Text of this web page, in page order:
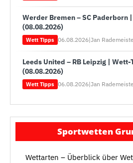
Werder Bremen – SC Paderborn
(08.08.2026)
Wett Tipps 06.08.2026|Jan
Leeds United – RB Leipzig |
(08.08.2026)
Wett Tipps 06.08.2026|Jan
Sportwetten
Wettarten – Überblick über